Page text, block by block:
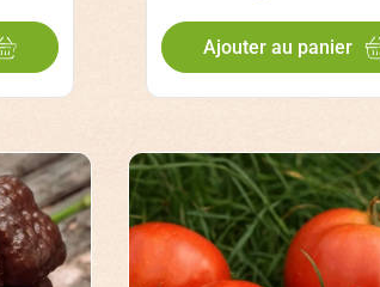
Ajouter au panier